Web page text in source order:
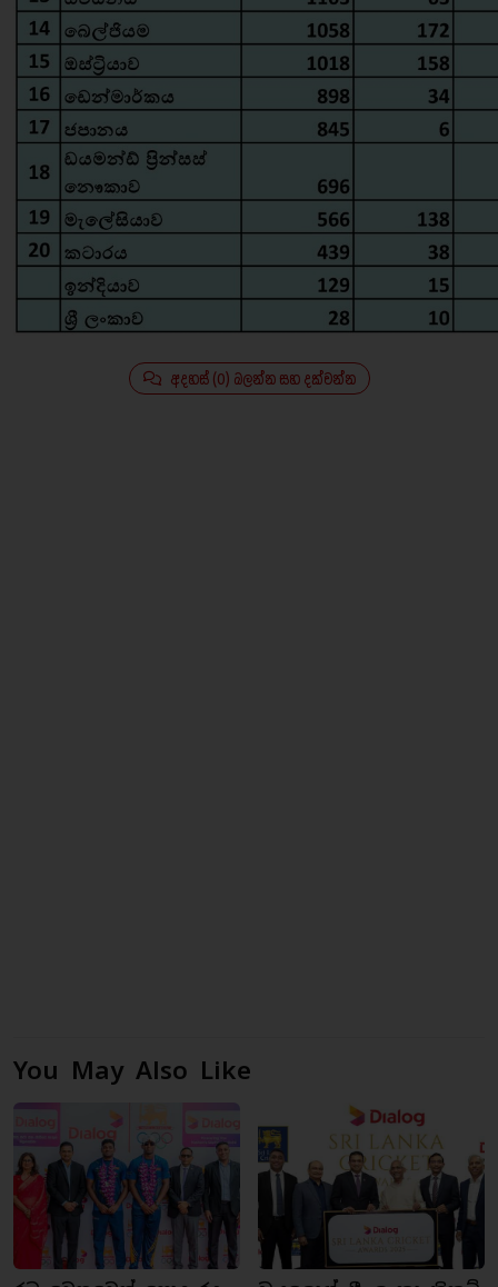
අදහස් (0) බලන්න සහ දක්වන්න
You May Also Like